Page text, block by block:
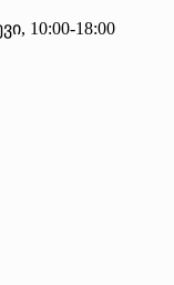
10:00-18:00